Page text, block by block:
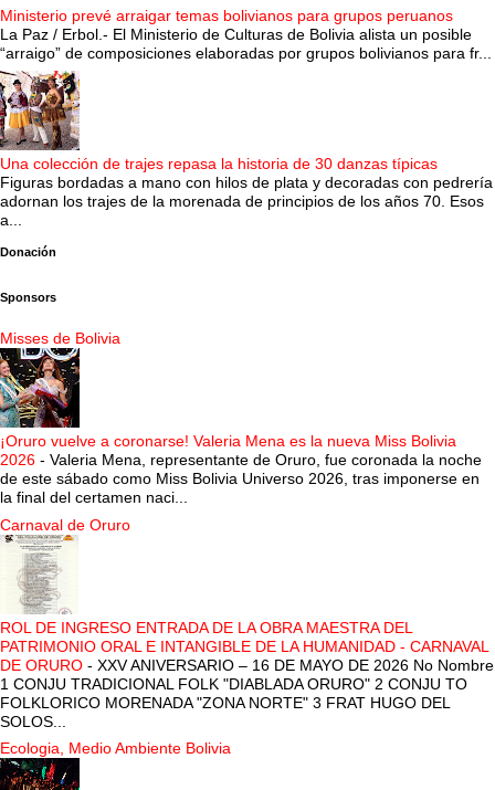
Ministerio prevé arraigar temas bolivianos para grupos peruanos
La Paz / Erbol.- El Ministerio de Culturas de Bolivia alista un posible
“arraigo” de composiciones elaboradas por grupos bolivianos para fr...
Una colección de trajes repasa la historia de 30 danzas típicas
Figuras bordadas a mano con hilos de plata y decoradas con pedrería
adornan los trajes de la morenada de principios de los años 70. Esos
a...
Donación
Sponsors
Misses de Bolivia
¡Oruro vuelve a coronarse! Valeria Mena es la nueva Miss Bolivia
2026 - Valeria Mena, representante de Oruro, fue coronada la noche
de este sábado como Miss Bolivia Universo 2026, tras imponerse en
la final del certamen naci...
Carnaval de Oruro
ROL DE INGRESO ENTRADA DE LA OBRA MAESTRA DEL
PATRIMONIO ORAL E INTANGIBLE DE LA HUMANIDAD - CARNAVAL
DE ORURO - XXV ANIVERSARIO – 16 DE MAYO DE 2026 No Nombre
1 CONJU TRADICIONAL FOLK "DIABLADA ORURO" 2 CONJU TO
FOLKLORICO MORENADA "ZONA NORTE" 3 FRAT HUGO DEL
SOLOS...
Ecologia, Medio Ambiente Bolivia